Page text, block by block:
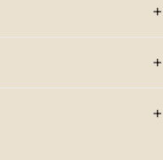
+
+
+